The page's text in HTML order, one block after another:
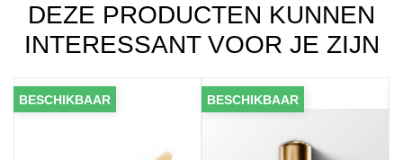
DEZE PRODUCTEN KUNNEN
INTERESSANT VOOR JE ZIJN
BESCHIKBAAR BESCHIKBAAR